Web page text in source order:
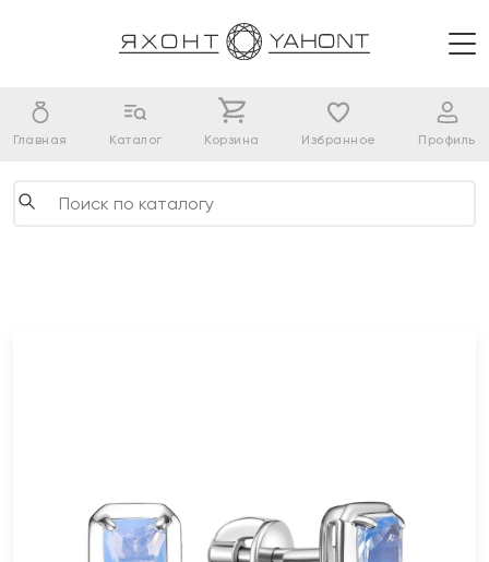
Главная Каталог Корзина Избранное Профиль